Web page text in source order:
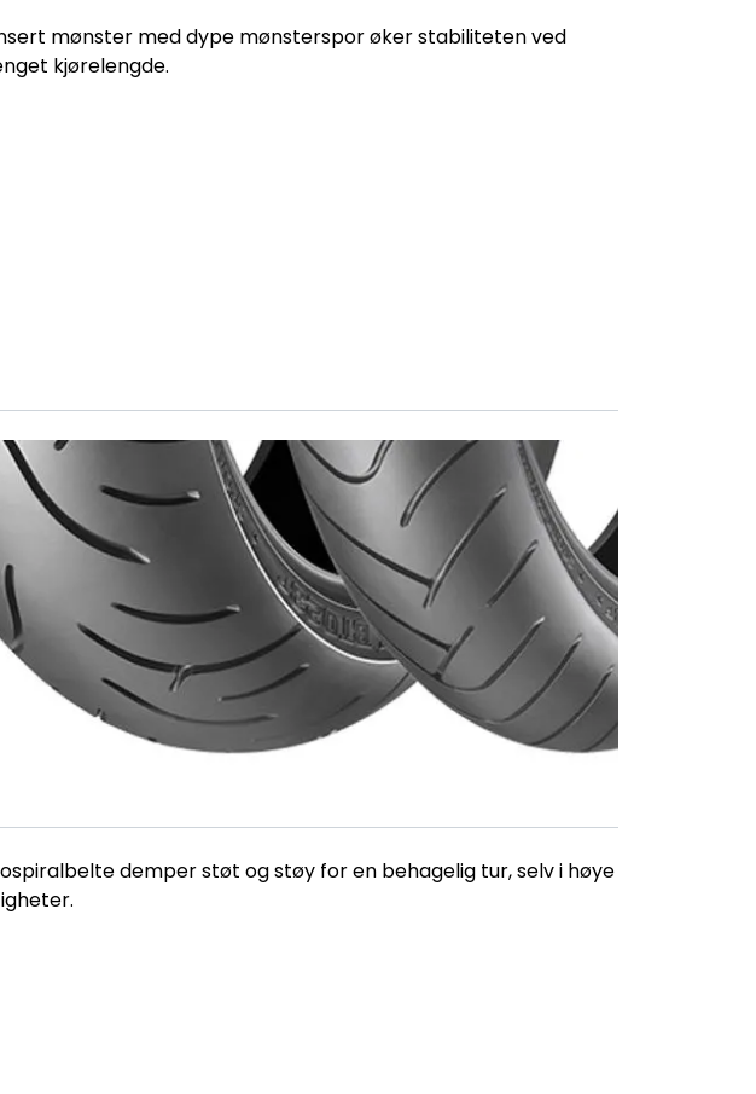
mønster med dype mønsterspor øker stabiliteten ved
kjørelengde.
demper støt og støy for en behagelig tur, selv i høye